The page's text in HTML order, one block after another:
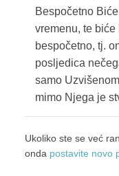
Bespočetno
vremenu, te
bespočetno, tj.
posljedica
samo
mimo Njega je
Ukoliko ste se već
onda postavite novo